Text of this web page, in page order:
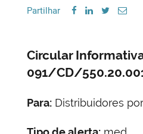
Partilhar
Circular
091/CD/
Para: Distribuidores